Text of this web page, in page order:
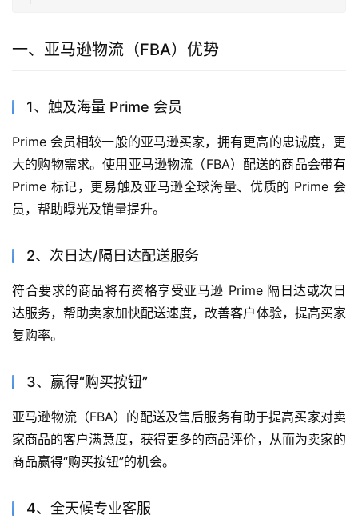
一、亚马逊物流（FBA）优势
1、触及海量 Prime 会员
Prime 会员相较一般的亚马逊买家，拥有更高的忠诚度，更
大的购物需求。使用亚马逊物流（FBA）配送的商品会带有
Prime 标记，更易触及亚马逊全球海量、优质的 Prime 会
员，帮助曝光及销量提升。
2、次日达/隔日达配送服务
符合要求的商品将有资格享受亚马逊 Prime 隔日达或次日
达服务，帮助卖家加快配送速度，改善客户体验，提高买家
复购率。
3、赢得“购买按钮”
亚马逊物流（FBA）的配送及售后服务有助于提高买家对卖
家商品的客户满意度，获得更多的商品评价，从而为卖家的
商品赢得“购买按钮”的机会。
4、全天候专业客服